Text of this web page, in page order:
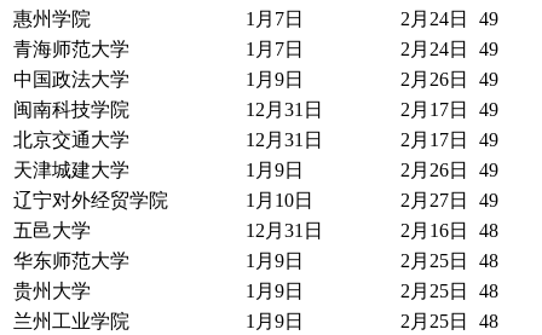
惠州学院
1月7日 2月24日
49
青海师范大学
1月7日 2月24日
49
中国政法大学
1月9日 2月26日
49
闽南科技学院
12月31日 2月17日
49
北京交通大学
12月31日 2月17日
49
天津城建大学
1月9日 2月26日
49
辽宁对外经贸学院
1月10日 2月27日
49
五邑大学
12月31日 2月16日
48
华东师范大学
1月9日 2月25日
48
贵州大学
1月9日 2月25日
48
兰州工业学院
1月9日 2月25日
48